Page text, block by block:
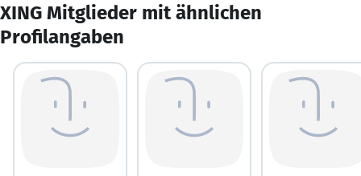
XING Mitglieder mit ähnlichen
Profilangaben